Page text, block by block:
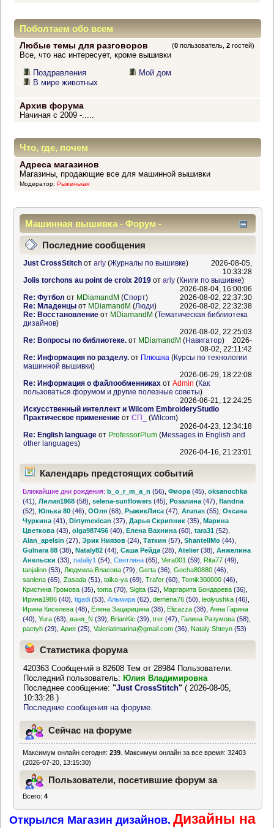
Поболтаем обо всем
Любые темы для разговоров (0 пользователь,2 гостей)
Все, что нас интересует, кроме вышивки
Поздравления
В мире животных
Мой дом
Архив форума
Начиная с 2009 -.....
Что, где, почем
Адреса магазинов
Магазины, продающие все для машинной вышивки
Модератор: Рыженькая
Машинная вышивка - Форум -
Информационный центр
Последние сообщения
Just CrossStitchот ariy(Журналы по вышивке)
2026-08-05,
10:33:28
Jolis torchons au point de croix 2019от ariy(Книги по вышивке)
2026-08-04, 16:00:06
Re: Футбол от MDiamandM (Спорт)
2026-08-02, 22:37:30
Re: Младенцыот MDiamandM (Люди)
2026-08-02, 22:32:38
Re: Восстановлениеот MDiamandM (Тематическая библиотека
дизайнов)
2026-08-02, 22:25:03
Re: Вопросы по библиотеке.от MDiamandM (Навигатор)
2026-
08-02, 22:11:42
Re: Информация по разделу.от Плюшка (Курсы по технологии
машинной вышивки)
2026-06-29, 18:22:08
Re: Информация о файлообменникахот Admin (Как
пользоваться форумом и другие полезные советы)
2026-06-21, 12:24:25
Искусственный интеллект и Wilcom EmbroideryStudio
Практическое применениеот СП_ (Wilcom)
2026-04-23, 12:34:18
Re: English languageот ProfessorPlum(Messages in English and
other languages)
2026-04-16, 21:23:01
Календарь предстоящих событий
Ближайшие дни рождения: b_o_r_m_a_n (56) ,Фиора (45) ,oksanochka
(41) ,Лилия1968 (58) ,selena-sunflowers (45) ,Розалина (47) ,flandria
(52) ,Юлька 80 (46) ,ООля (68) ,РыжикЛиса (47) ,Arunas (55) ,Оксана
Чуркина (41) ,Dirtymexican (37) ,Дарья Скрипник (35) ,Марина
Цветкова (43) ,olga987456 (40) ,Елена Вахнина (60) ,tara31 (52)
Alan_apelsin (27) ,Эрик Ниязов (24) ,Таткин (57) ,ShantellMo (44)
Gulnara 88 (38) ,Nataly82 (44) ,Саша Рейда (28) ,Atelier(38) ,Анжелина
Анельски (33) ,nataliy1 (54) ,Светляна (65) ,Vera001 (59) Rita77 (49)
tanjalinn (53) Людмила Власова (79) ,Gerta (36) ,Gocha80880 (46)
sanlena (65) ,Zasada (51) ,talka-ya (69) ,Trafer (60) ,Tomik300000 (46)
Кристина Громова (35) ,toma (70) ,Sigita (52) Маргарита Бондарева (36)
Ирина1986 (40) ,tigadi (53) ,Альмира (62) ,demena76 (50) ,leolyushka (46)
Ирина Киселева (48) Елена Зацарицина (38) Elizazza (38) ,Анна Гарина
(40) ,Yura (63) ,ваня_N (39) BrianKic (39) ,trer (47) Галина Разумова (58)
pactyh (29) ,Ария (25) ,Valeriatimarina@gmail.com (36) Nataly Shteyn (53)
Статистика форума
420363 Сообщений в 82608 Тем от 28984 Пользователи.
Последний пользователь: Юлия Владимировна
Последнее сообщение:"Just CrossStitch" ( 2026-08-05,
10:33:28 )
Последние сообщения на форуме.
Сейчас на форуме
Максимум онлайн сегодня:239 . Максимум онлайн за все время: 32403
(2026-07-20, 13:15:30)
Пользователи, посетившие форум за
Всего:4
Открылся Магазин дизайнов. Дизайны на